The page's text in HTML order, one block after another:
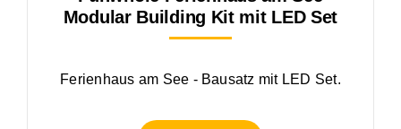
Modular Building Kit mit LED Set
Ferienhaus am See - Bausatz mit LED Set.